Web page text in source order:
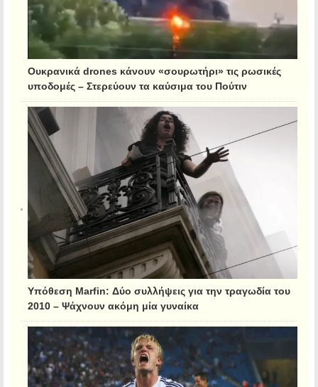
Ουκρανικά drones κάνουν «σουρωτήρι» τις ρωσικές
υποδομές – Στερεύουν τα καύσιμα του Πούτιν
Υπόθεση Marfin: Δύο συλλήψεις για την τραγωδία του
2010 – Ψάχνουν ακόμη μία γυναίκα